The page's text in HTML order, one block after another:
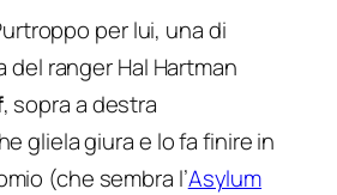
per lui, una di
del ranger Hal Hartman
, sopra a destra
gliela giura e lo fa finire in
(che sembra l’Asylum